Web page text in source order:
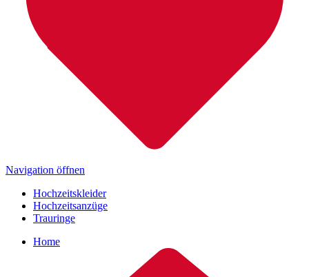
Navigation öffnen
Hochzeitskleider
Hochzeitsanzüge
Trauringe
Home